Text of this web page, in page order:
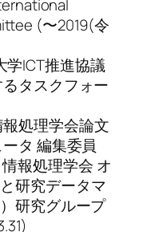
(〜2019(令
学ICT推進協議
タスクフォー
報処理学会論文
タ 編集委員
報処理学会 オ
研究データマ
研究グループ